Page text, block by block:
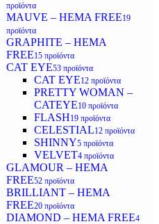
προϊόντα
MAUVE – HEMA FREE19
προϊόντα
GRAPHITE – HEMA
FREE15 προϊόντα
CAT EYE53 προϊόντα
CAT EYE12 προϊόντα
PRETTY WOMAN –
CATEYE10 προϊόντα
FLASH19 προϊόντα
CELESTIAL12 προϊόντα
SHINNY5 προϊόντα
VELVET4 προϊόντα
GLAMOUR – HEMA
FREE52 προϊόντα
BRILLIANT – HEMA
FREE20 προϊόντα
DIAMOND – HEMA FREE4